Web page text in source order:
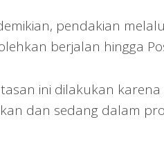
pendakian
berjalan hingga
ini dilakukan
dan sedang dalam